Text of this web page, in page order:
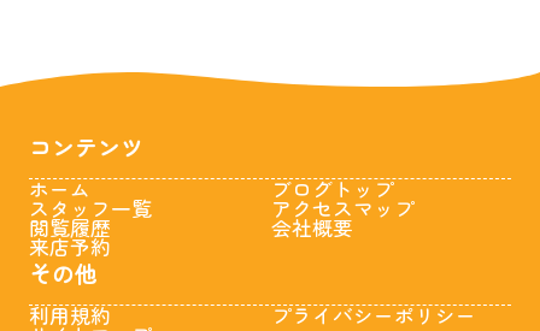
コンテンツ
ホーム
スタッフ一覧
閲覧履歴
来店予約
ブログトップ
アクセスマップ
会社概要
その他
利用規約 プライバシーポリシー